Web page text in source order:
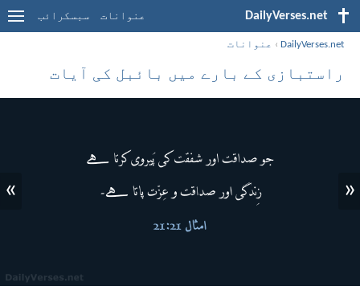
DailyVerses.net عنوانات سبسکرائب
DailyVerses.net
› عنوانات
راستبازی کے بارے میں بائبل کی آیات
«
»